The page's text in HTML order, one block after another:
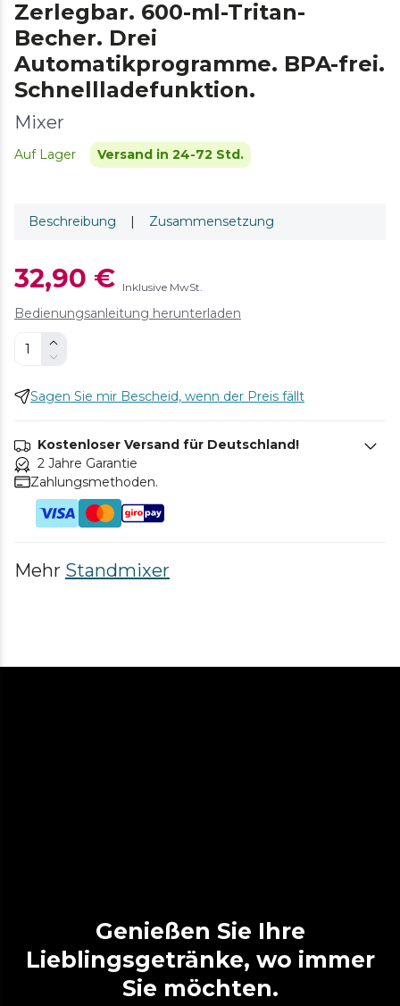
Zerlegbar. 600-ml-Tritan-
Becher. Drei
Automatikprogramme. BPA-frei.
Schnellladefunktion.
Mixer
Auf Lager Versand in 24-72 Std.
Beschreibung | Zusammensetzung
32,90 € Inklusive MwSt.
Bedienungsanleitung herunterladen
Sagen Sie mir Bescheid, wenn der Preis fällt
Kostenloser Versand für Deutschland!
2 Jahre Garantie
Zahlungsmethoden.
Mehr Standmixer
Genießen Sie Ihre
Lieblingsgetränke, wo immer
Sie möchten.